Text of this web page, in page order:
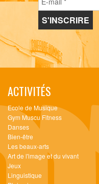
ACTIVITÉS
Ecole de Musique
Gym Muscu Fitness
Danses
Bien-être
Les beaux-arts
Art de l'image et du vivant
Jeux
Linguistique